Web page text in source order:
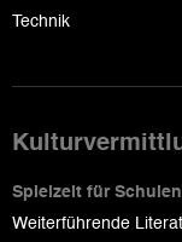
Technik
Spielzeit für Schulen
Weiterführende